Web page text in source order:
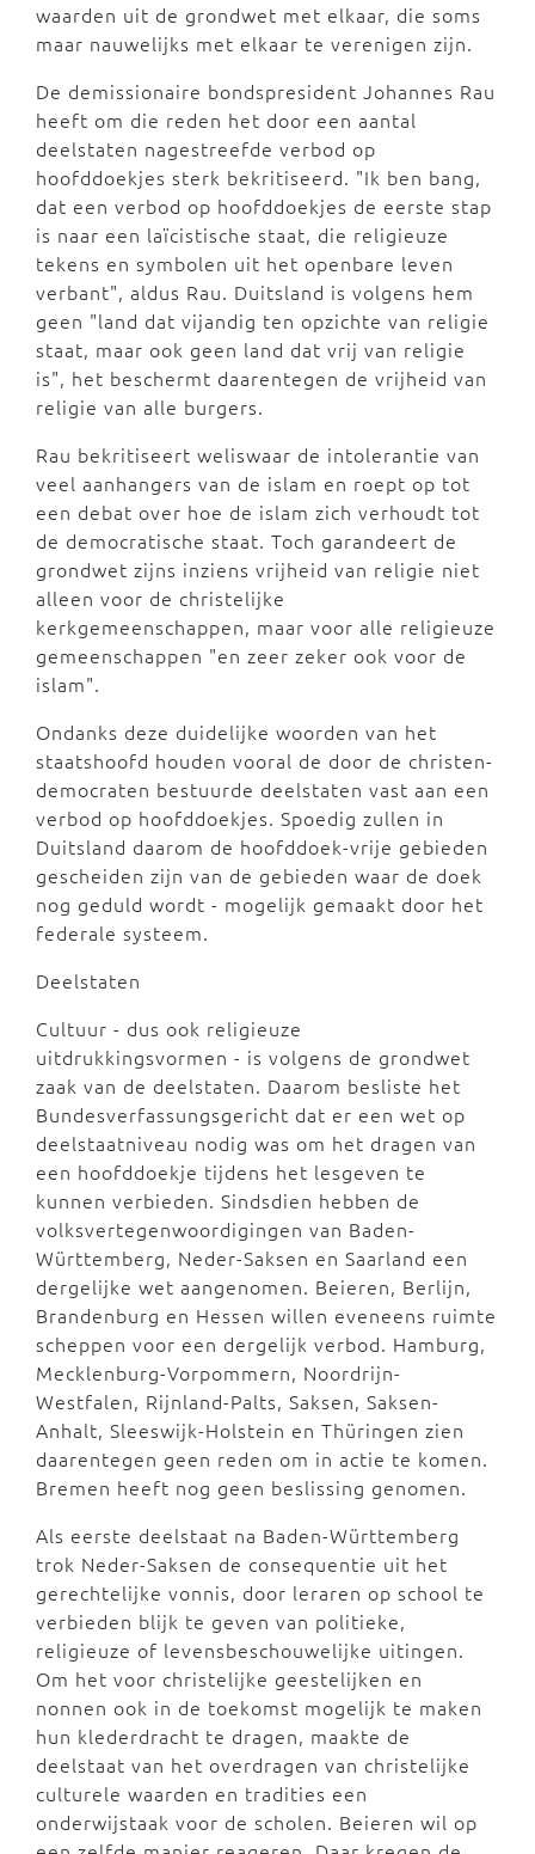
waarden uit de grondwet met elkaar, die soms
maar nauwelijks met elkaar te verenigen zijn.
De demissionaire bondspresident Johannes Rau
heeft om die reden het door een aantal
deelstaten nagestreefde verbod op
hoofddoekjes sterk bekritiseerd. "Ik ben bang,
dat een verbod op hoofddoekjes de eerste stap
is naar een laïcistische staat, die religieuze
tekens en symbolen uit het openbare leven
verbant", aldus Rau. Duitsland is volgens hem
geen "land dat vijandig ten opzichte van religie
staat, maar ook geen land dat vrij van religie
is", het beschermt daarentegen de vrijheid van
religie van alle burgers.
Rau bekritiseert weliswaar de intolerantie van
veel aanhangers van de islam en roept op tot
een debat over hoe de islam zich verhoudt tot
de democratische staat. Toch garandeert de
grondwet zijns inziens vrijheid van religie niet
alleen voor de christelijke
kerkgemeenschappen, maar voor alle religieuze
gemeenschappen "en zeer zeker ook voor de
islam".
Ondanks deze duidelijke woorden van het
staatshoofd houden vooral de door de christen-
democraten bestuurde deelstaten vast aan een
verbod op hoofddoekjes. Spoedig zullen in
Duitsland daarom de hoofddoek-vrije gebieden
gescheiden zijn van de gebieden waar de doek
nog geduld wordt - mogelijk gemaakt door het
federale systeem.
Deelstaten
Cultuur - dus ook religieuze
uitdrukkingsvormen - is volgens de grondwet
zaak van de deelstaten. Daarom besliste het
Bundesverfassungsgericht dat er een wet op
deelstaatniveau nodig was om het dragen van
een hoofddoekje tijdens het lesgeven te
kunnen verbieden. Sindsdien hebben de
volksvertegenwoordigingen van Baden-
Württemberg, Neder-Saksen en Saarland een
dergelijke wet aangenomen. Beieren, Berlijn,
Brandenburg en Hessen willen eveneens ruimte
scheppen voor een dergelijk verbod. Hamburg,
Mecklenburg-Vorpommern, Noordrijn-
Westfalen, Rijnland-Palts, Saksen, Saksen-
Anhalt, Sleeswijk-Holstein en Thüringen zien
daarentegen geen reden om in actie te komen.
Bremen heeft nog geen beslissing genomen.
Als eerste deelstaat na Baden-Württemberg
trok Neder-Saksen de consequentie uit het
gerechtelijke vonnis, door leraren op school te
verbieden blijk te geven van politieke,
religieuze of levensbeschouwelijke uitingen.
Om het voor christelijke geestelijken en
nonnen ook in de toekomst mogelijk te maken
hun klederdracht te dragen, maakte de
deelstaat van het overdragen van christelijke
culturele waarden en tradities een
onderwijstaak voor de scholen. Beieren wil op